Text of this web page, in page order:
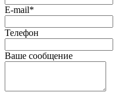
E-mail*
Телефон
Ваше сообщение